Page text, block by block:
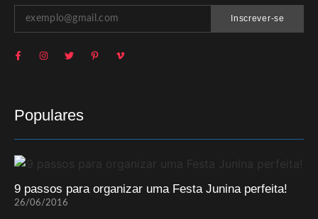
Inscrever-se
Populares
9 passos para organizar uma Festa Junina perfeita!
26/06/2016